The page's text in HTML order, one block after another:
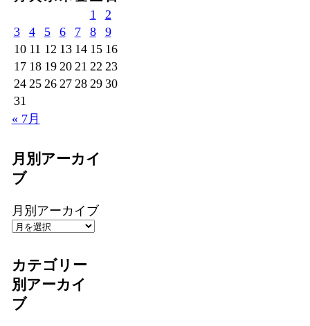
1
2
3
4 5 6 7 8
9
10 11 12 13 14 15 16
17 18 19 20 21 22 23
24 25 26 27 28 29 30
31
« 7月
月別アーカイ
ブ
月別アーカイブ
カテゴリー
別アーカイ
ブ